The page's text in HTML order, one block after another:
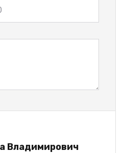
Владимирович